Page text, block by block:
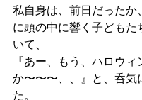
私自身は、前日だったか
に頭の中に響く子どもた
いて、
『あー、もう、ハロウィ
か〜〜〜、、』と、呑気
た。